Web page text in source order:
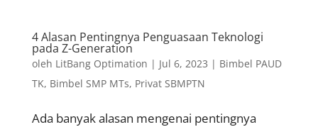
4 Alasan Pentingnya Penguasaan Teknologi
pada Z-Generation
oleh LitBang Optimation | Jul 6, 2023 | Bimbel PAUD
TK, Bimbel SMP MTs, Privat SBMPTN
Ada banyak alasan mengenai pentingnya